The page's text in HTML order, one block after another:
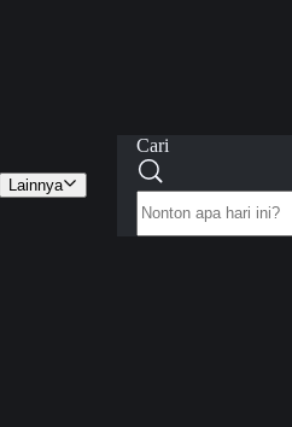
Lainnya
Cari